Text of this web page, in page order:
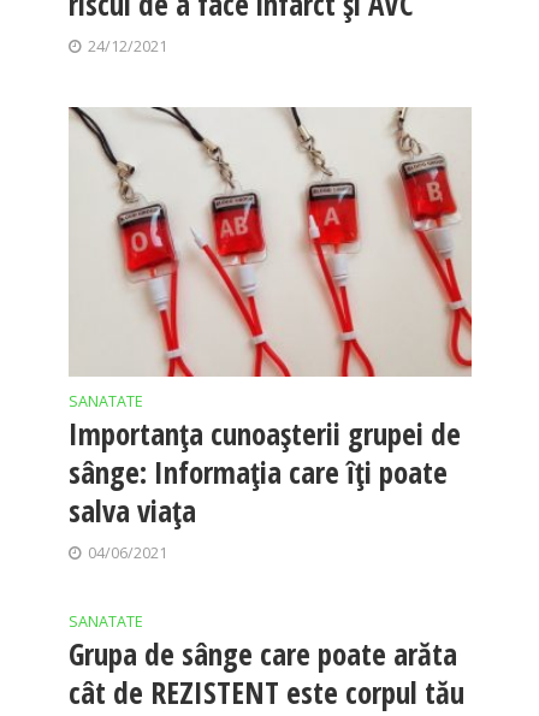
24/12/2021
SANATATE
Importanța cunoașterii grupei de
sânge: Informația care îți poate
salva viața
04/06/2021
SANATATE
Grupa de sânge care poate arăta
cât de REZISTENT este corpul tău